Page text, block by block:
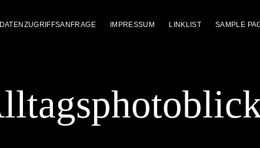
DATENZUGRIFFSANFRAGE IMPRESSUM LINKLIST SAMPLE